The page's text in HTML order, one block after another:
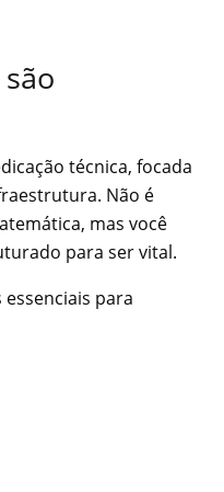
técnica, focada
Não é
mas você
para ser vital.
para